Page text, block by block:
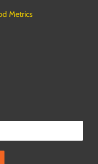
Metrics